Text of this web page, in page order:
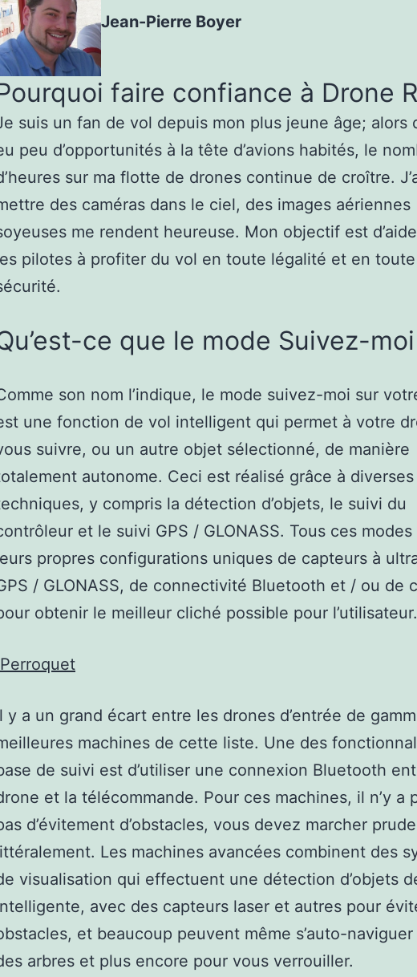
Jean-Pierre Boyer
faire confiance à Drone
suis un fan de vol depuis mon plus jeune âge; alors
peu d’opportunités à la tête d’avions habités, le
sur ma flotte de drones continue de croître.
des caméras dans le ciel, des images aériennes
me rendent heureuse. Mon objectif est
pilotes à profiter du vol en toute légalité et en toute
ce que le mode Suivez-
son nom l’indique, le mode suivez-moi sur
une fonction de vol intelligent qui permet à votre
suivre, ou un autre objet sélectionné, de manière
autonome. Ceci est réalisé grâce à diverses
y compris la détection d’objets, le suivi du
et le suivi GPS / GLONASS. Tous ces
propres configurations uniques de capteurs à
/ GLONASS, de connectivité Bluetooth et / ou de
obtenir le meilleur cliché possible pour l’utilisateur.
Perroquet
y a un grand écart entre les drones d’entrée de
machines de cette liste. Une des
de suivi est d’utiliser une connexion Bluetooth
et la télécommande. Pour ces machines, il n’y a
d’évitement d’obstacles, vous devez marcher
Les machines avancées combinent des
visualisation qui effectuent une détection d’objets
avec des capteurs laser et autres pour
et beaucoup peuvent même s’auto-
arbres et plus encore pour vous verrouiller.